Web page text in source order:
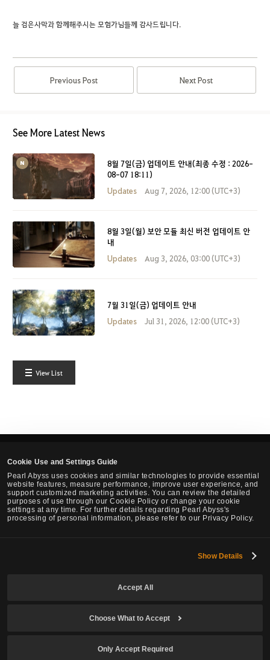
Cookie Use and Settings Guide
Pearl Abyss uses cookies and similar technologies to provide essential
website features, measure performance, improve user experience, and
support customized marketing activities. You can review the detailed
purposes of use through our Cookie Policy or change your cookie
settings at any time. For further details regarding Pearl Abyss's
processing of personal information, please refer to our Privacy Policy.
Show Details
Accept All
Choose What to Accept
Only Accept Required
늘 검은사막과 함께해주시는 모험가님들께 감사드립니다.
Previous Post Next Post
See More Latest News
8월 7일(금) 업데이트 안내(최종 수정 : 2026-
08-07 18:11)
Updates
Aug 7, 2026, 12:00 (UTC+3)
8월 3일(월) 보안 모듈 최신 버전 업데이트 안
내
Updates
Aug 3, 2026, 03:00 (UTC+3)
7월 31일(금) 업데이트 안내
Updates
Jul 31, 2026, 12:00 (UTC+3)
View List
English
Pearl Abyss Terms of Service Privacy Policy
Terms and Legal
Cookie Policy
Your Privacy Choices